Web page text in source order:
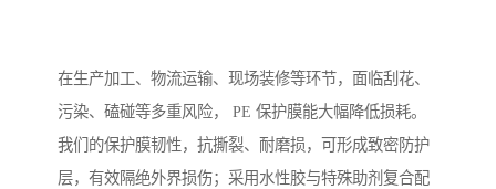
在生产加工、物流运输、现场装修等环节，面临刮花、
污染、磕碰等多重风险， PE 保护膜能大幅降低损耗。
我们的保护膜韧性，抗撕裂、耐磨损，可形成致密防护
层，有效隔绝外界损伤；采用水性胶与特殊助剂复合配